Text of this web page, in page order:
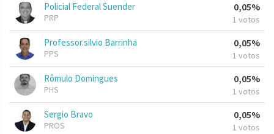
Policial Federal Suender
PRP
0,05%
1 votos
Professor.silvio Barrinha
PPS
0,05%
1 votos
Rômulo Domingues
PHS
0,05%
1 votos
Sergio Bravo
PROS
0,05%
1 votos